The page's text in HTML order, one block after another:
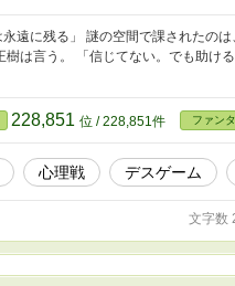
永遠に残る」 謎の空間で課されたの
樹は言う。 「信じてない。でも助け
228,851 位 / 228,851件 ファン
心理戦 デスゲーム
文字数